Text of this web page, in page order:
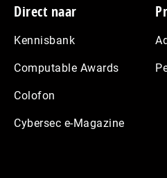
Footer
Direct naar
Kennisbank
Computable Awards
Colofon
Cybersec e-Magazine